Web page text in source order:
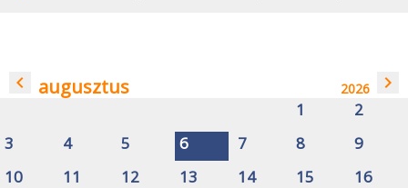
navigate_before augusztus 2026 navigate_next
1
2
3
4 5 6 7 8
9
10
11 12 13 14 15
16